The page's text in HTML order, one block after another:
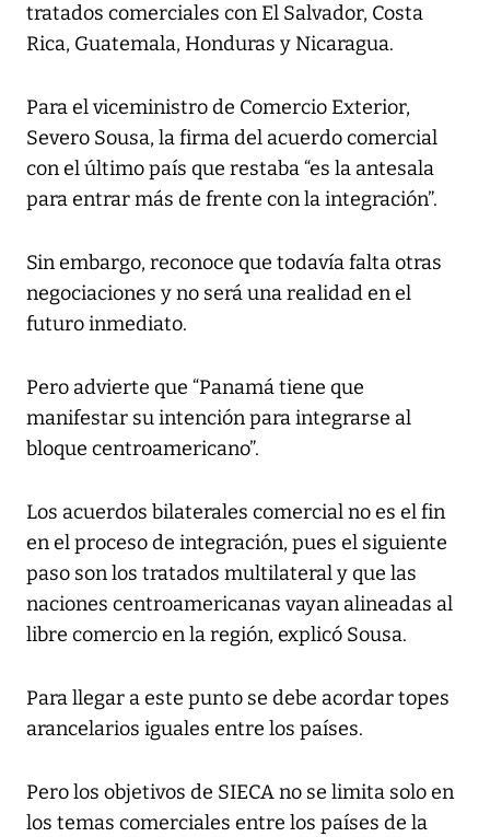
tratados comerciales con El Salvador, Costa
Rica, Guatemala, Honduras y Nicaragua.
Para el viceministro de Comercio Exterior,
Severo Sousa, la firma del acuerdo comercial
con el último país que restaba “es la antesala
para entrar más de frente con la integración”.
Sin embargo, reconoce que todavía falta otras
negociaciones y no será una realidad en el
futuro inmediato.
Pero advierte que “Panamá tiene que
manifestar su intención para integrarse al
bloque centroamericano”.
Los acuerdos bilaterales comercial no es el fin
en el proceso de integración, pues el siguiente
paso son los tratados multilateral y que las
naciones centroamericanas vayan alineadas al
libre comercio en la región, explicó Sousa.
Para llegar a este punto se debe acordar topes
arancelarios iguales entre los países.
Pero los objetivos de SIECA no se limita solo en
los temas comerciales entre los países de la